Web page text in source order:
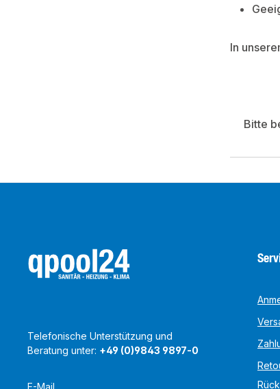
In
Bitte
Telefonische Unterstützung und
Beratung unter: +49 (0)9843 9897-0
E-Mail